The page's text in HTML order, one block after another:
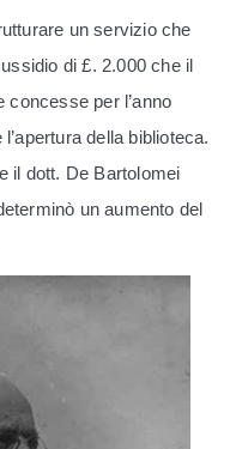
un servizio che
di £. 2.000 che il
concesse per l’anno
della biblioteca.
il dott. De Bartolomei
un aumento del